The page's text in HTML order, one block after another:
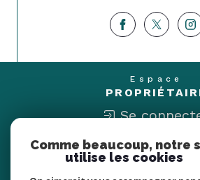
Espace
Se
Nous
ADHÉRONS
Comme beaucoup, notre
utilise les cookies